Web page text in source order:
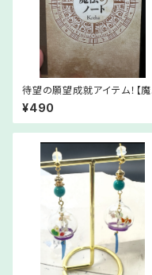
待望の願望成就アイテム！【魔
のノート】
¥490